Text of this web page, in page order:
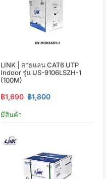
LINK | สายแลน CAT6 UTP
Indoor รุ่น US-9106LSZH-1
(100M)
฿1,690 ฿1,800
มีสินค้า